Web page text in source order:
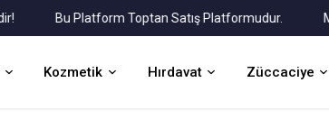
Bu Platform Toptan Satış Platformudur.
Kozmetik Hırdavat Züccaciye